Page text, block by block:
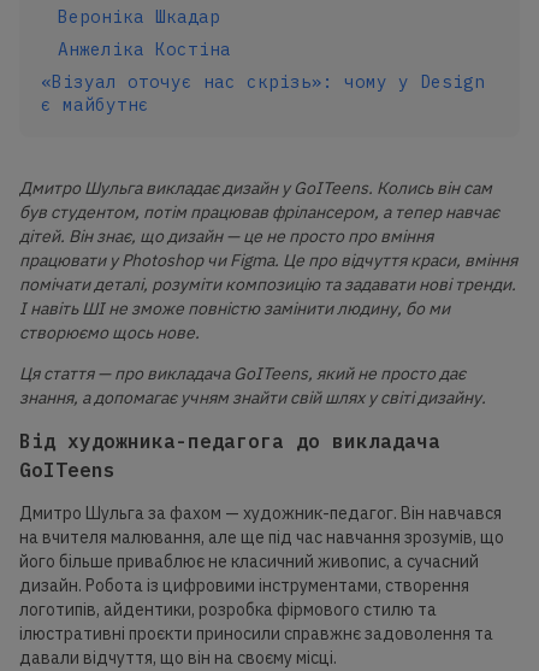
Вероніка Шкадар
Анжеліка Костіна
«Візуал оточує нас скрізь»: чому у Design
є майбутнє
Дмитро Шульга викладає дизайн у GoITeens. Колись він сам
був студентом, потім працював фрілансером, а тепер навчає
дітей. Він знає, що дизайн — це не просто про вміння
працювати у Photoshop чи Figma. Це про відчуття краси, вміння
помічати деталі, розуміти композицію та задавати нові тренди.
І навіть ШІ не зможе повністю замінити людину, бо ми
створюємо щось нове.
Ця стаття — про викладача GoITeens, який не просто дає
знання, а допомагає учням знайти свій шлях у світі дизайну.
Від художника-педагога до викладача
GoITeens
Дмитро Шульга за фахом — художник-педагог. Він навчався
на вчителя малювання, але ще під час навчання зрозумів, що
його більше приваблює не класичний живопис, а сучасний
дизайн. Робота із цифровими інструментами, створення
логотипів, айдентики, розробка фірмового стилю та
ілюстративні проєкти приносили справжнє задоволення та
давали відчуття, що він на своєму місці.